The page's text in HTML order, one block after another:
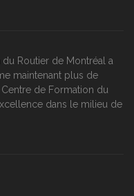
Routier de Montréal a
maintenant plus de
de Formation du
dans le milieu de